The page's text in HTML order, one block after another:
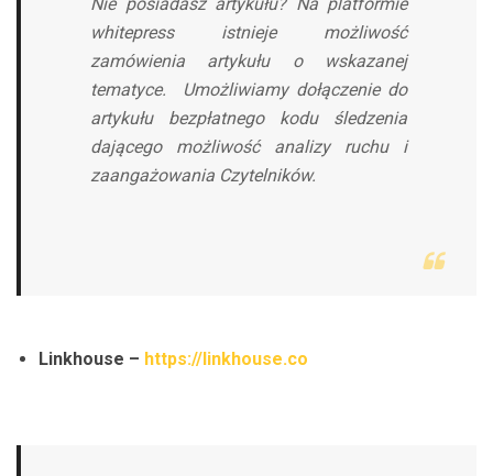
whitepress istnieje możliwość
zamówienia artykułu o wskazanej
tematyce. Umożliwiamy dołączenie do
artykułu bezpłatnego kodu śledzenia
dającego możliwość analizy ruchu i
zaangażowania Czytelników.
Linkhouse – https://linkhouse.co